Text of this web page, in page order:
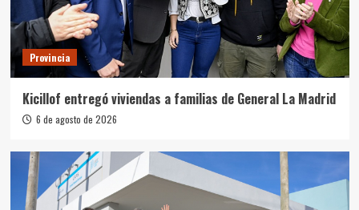
Provincia
Kicillof entregó viviendas a familias de General La Madrid
6 de agosto de 2026